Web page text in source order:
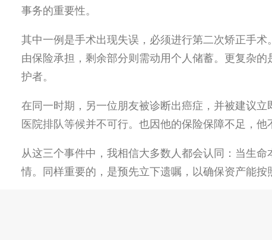
事务的重要性。
其中一例是手术出现失误，必须进行第二次矫正手
由保险承担，剩余部分则需动用个人储蓄。更复杂
护者。
在同一时期，另一位朋友被诊断出癌症，并被建议立
医院排队等候并不可行。也因他的保险保障不足，他
从这三个事件中，我相信大多数人都会认同：当生
情。同样重要的，是预先立下遗嘱，以确保资产能按